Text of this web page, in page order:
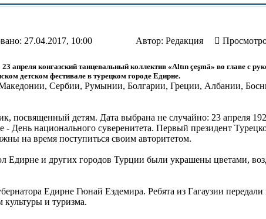
27.04.2017, 10:00 Автор: Редакция
апреля конгазский танцевальный коллектив «Altın çeşmӓ» во главе с
детском фестивале в турецком городе Едирне.
Сербии, Румынии, Болгарии, Греции, Албании,
посвященный детям. Дата выбрана не случайно: 23 апреля
- День национального суверенитета. Первый президент
на время поступиться своим авторитетом.
Едирне и других городов Турции были украшены цветами,
Едирне Гюнай Ездемира. Ребята из Гагаузии
и туризма.